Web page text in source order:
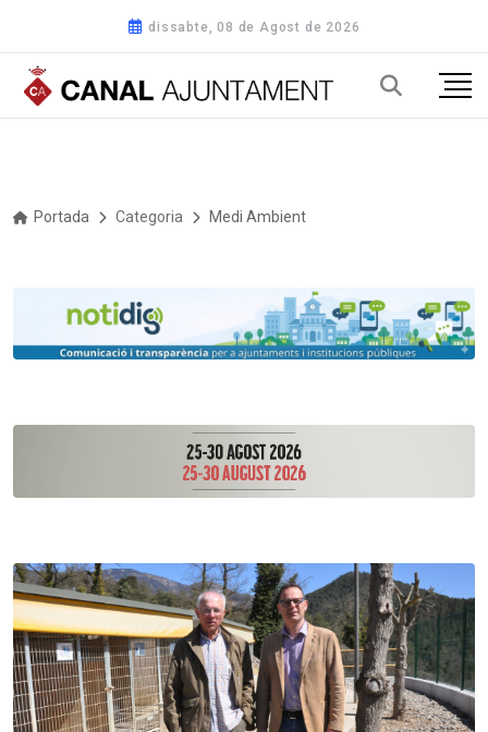
dissabte, 08 de Agost de 2026
Portada Categoria Medi Ambient